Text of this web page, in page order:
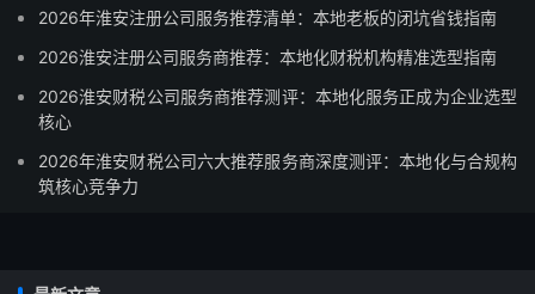
2026年淮安注册公司服务推荐清单：本地老板的闭坑省钱指南
2026淮安注册公司服务商推荐：本地化财税机构精准选型指南
2026淮安财税公司服务商推荐测评：本地化服务正成为企业选型
核心
2026年淮安财税公司六大推荐服务商深度测评：本地化与合规构
筑核心竞争力